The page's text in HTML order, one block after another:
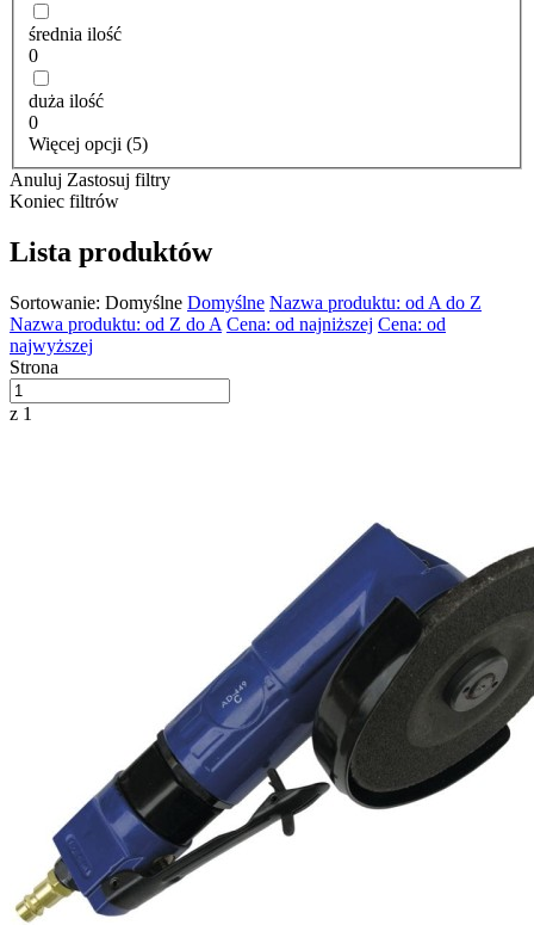
średnia ilość
0
duża ilość
0
Więcej opcji (5)
Anuluj Zastosuj filtry
Koniec filtrów
Lista produktów
Sortowanie: Domyślne Domyślne Nazwa produktu: od A do Z
Nazwa produktu: od Z do A Cena: od najniższej Cena: od
najwyższej
Strona
z 1